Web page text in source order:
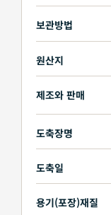
보관방법
원산지
제조와 판매
도축장명
도축일
용기(포장)재질